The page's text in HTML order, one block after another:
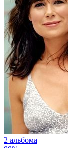
2 альбома